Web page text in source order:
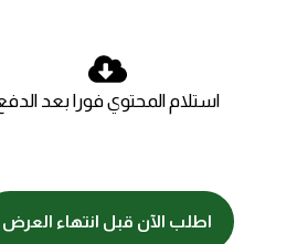
استلام المحتوي فورا بعد
اطلب الآن قبل انتهاء العرض